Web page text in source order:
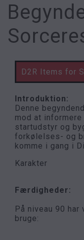
D2R Items for
Introduktion:
Denne
mod at
startudstyr og
forkølelses- og
komme i gang i
Karakter
Færdigheder:
På niveau 90
bruge: